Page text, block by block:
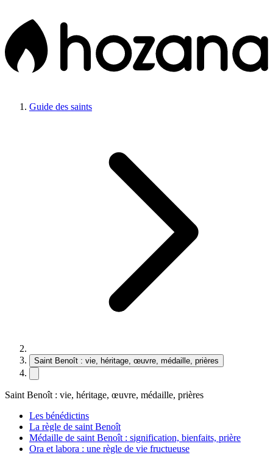
Guide des saints
Saint Benoît : vie, héritage, œuvre, médaille, prières
Saint Benoît : vie, héritage, œuvre, médaille, prières
Les bénédictins
La règle de saint Benoît
Médaille de saint Benoît : signification, bienfaits, prière
Ora et labora : une règle de vie fructueuse